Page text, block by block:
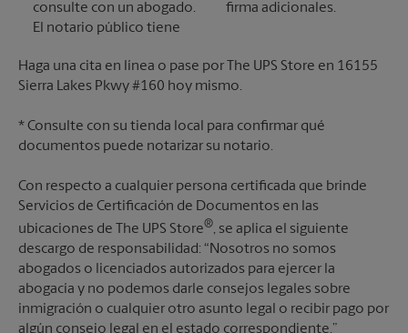
consulte con un abogado.
El notario público tiene
firma adicionales.
Haga una cita en línea o pase por The UPS Store en 16155
Sierra Lakes Pkwy #160 hoy mismo.
* Consulte con su tienda local para confirmar qué
documentos puede notarizar su notario.
Con respecto a cualquier persona certificada que brinde
Servicios de Certificación de Documentos en las
ubicaciones de The UPS Store®, se aplica el siguiente
descargo de responsabilidad: “Nosotros no somos
abogados o licenciados autorizados para ejercer la
abogacía y no podemos darle consejos legales sobre
inmigración o cualquier otro asunto legal o recibir pago por
algún consejo legal en el estado correspondiente.”